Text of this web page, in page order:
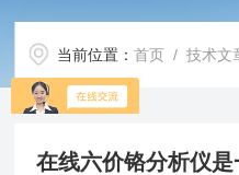
当前位置：首页 /技术文
在线六价铬分析仪